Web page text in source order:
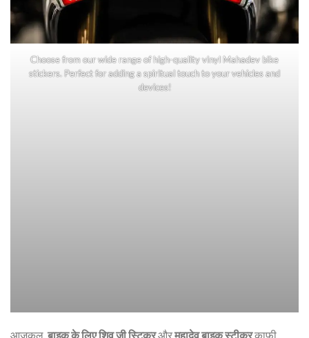
Choose from our wide range of high-quality vinyl Mahadev bike
stickers. Perfect for adding a spiritual touch to your vehicles and
devices!
आजकल,बाइक के लिए शिव जी स्टिकरऔरमहादेव बाइक स्टीकरकाफी